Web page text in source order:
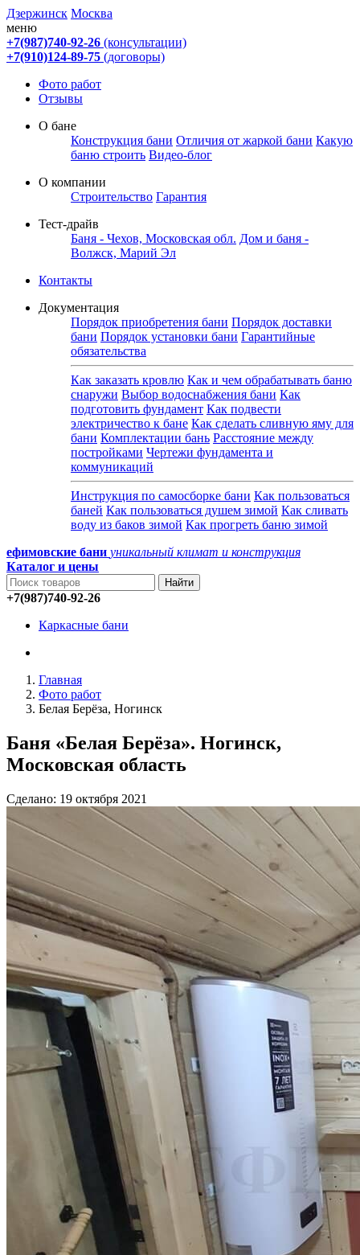
Дзержинск Москва
меню
+7(987)740-92-26 (консультации)
+7(910)124-89-75 (договоры)
Фото работ
Отзывы
О бане
Конструкция бани Отличия от жаркой бани Какую
баню строить Видео-блог
О компании
Строительство Гарантия
Тест-драйв
Баня - Чехов, Московская обл. Дом и баня -
Волжск, Марий Эл
Контакты
Документация
Порядок приобретения бани Порядок доставки
бани Порядок установки бани Гарантийные
обязательства
Как заказать кровлю Как и чем обрабатывать баню
снаружи Выбор водоснабжения бани Как
подготовить фундамент Как подвести
электричество к бане Как сделать сливную яму для
бани Комплектации бань Расстояние между
постройками Чертежи фундамента и
коммуникаций
Инструкция по самосборке бани Как пользоваться
баней Как пользоваться душем зимой Как сливать
воду из баков зимой Как прогреть баню зимой
ефимовские бани уникальный климат и конструкция
Каталог и цены
+7(987)740-92-26
Каркасные бани
Главная
Фото работ
Белая Берёза, Ногинск
Баня «Белая Берёза». Ногинск,
Московская область
Сделано: 19 октября 2021